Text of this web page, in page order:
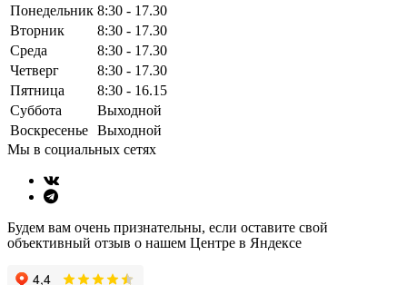
Понедельник 8:30 - 17.30
Вторник
8:30 - 17.30
Среда
8:30 - 17.30
Четверг
8:30 - 17.30
Пятница
8:30 - 16.15
Суббота
Выходной
Воскресенье Выходной
Мы в социальных сетях
Будем вам очень признательны, если оставите свой
объективный отзыв о нашем Центре в Яндексе